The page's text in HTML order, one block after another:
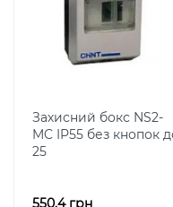
Захисний бокс NS2-
MC IP55 без кнопок
25
550.4 грн